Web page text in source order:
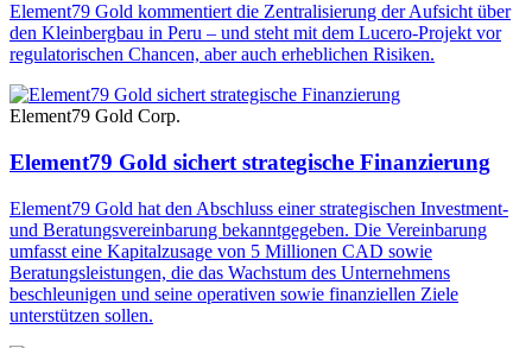
Element79 Gold kommentiert die Zentralisierung der Aufsicht über
den Kleinbergbau in Peru – und steht mit dem Lucero-Projekt vor
regulatorischen Chancen, aber auch erheblichen Risiken.
Element79 Gold Corp.
Element79 Gold sichert strategische Finanzierung
Element79 Gold hat den Abschluss einer strategischen Investment-
und Beratungsvereinbarung bekanntgegeben. Die Vereinbarung
umfasst eine Kapitalzusage von 5 Millionen CAD sowie
Beratungsleistungen, die das Wachstum des Unternehmens
beschleunigen und seine operativen sowie finanziellen Ziele
unterstützen sollen.